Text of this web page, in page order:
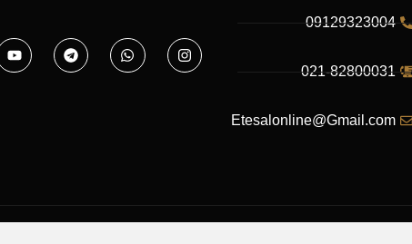
09129323004
021-82800031
Etesalonline@Gmail.com